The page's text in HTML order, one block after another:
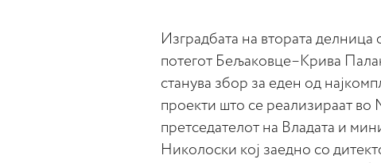
Изградбата на втората делница
потегот Бељаковце–Крива
станува збор за еден од
проекти што се реализирaaт во
претседателот на Владата и
Николоски кој заедно со